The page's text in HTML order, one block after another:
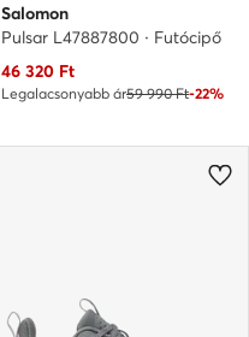
Salomon
Pulsar L47887800 · Futócipő
Aktuális ár
46 320 Ft
Legalacsonyabb ár59 990 Ft-22%